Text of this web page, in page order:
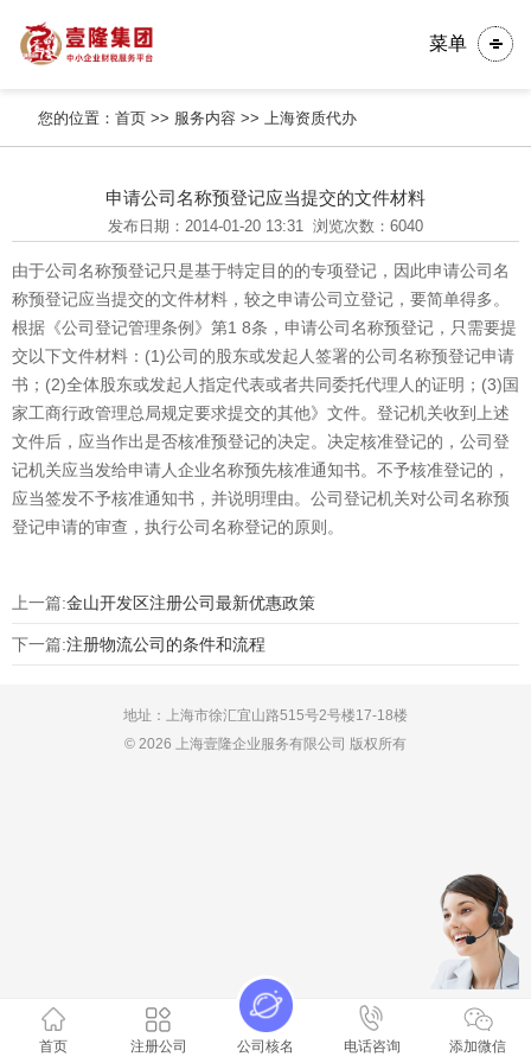
菜单
您的位置：首页 >> 服务内容 >>上海资质代办
申请公司名称预登记应当提交的文件材料
发布日期：2014-01-20 13:31 浏览次数：6040
由于公司名称预登记只是基于特定目的的专项登记，因此申请公司名
称预登记应当提交的文件材料，较之申请公司立登记，要简单得多。
根据《公司登记管理条例》第1 8条，申请公司名称预登记，只需要提
交以下文件材料：(1)公司的股东或发起人签署的公司名称预登记申请
书；(2)全体股东或发起人指定代表或者共同委托代理人的证明；(3)国
家工商行政管理总局规定要求提交的其他》文件。登记机关收到上述
文件后，应当作出是否核准预登记的决定。决定核准登记的，公司登
记机关应当发给申请人企业名称预先核准通知书。不予核准登记的，
应当签发不予核准通知书，并说明理由。公司登记机关对公司名称预
登记申请的审查，执行公司名称登记的原则。
上一篇:金山开发区注册公司最新优惠政策
下一篇:注册物流公司的条件和流程
地址：上海市徐汇宜山路515号2号楼17-18楼
© 2026 上海壹隆企业服务有限公司 版权所有
首页 注册公司 公司核名 电话咨询 添加微信